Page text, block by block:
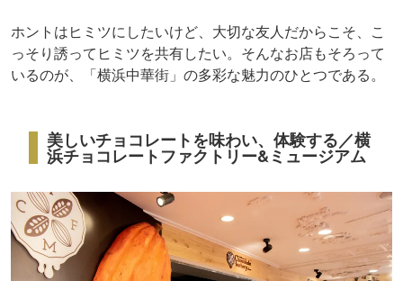
ホントはヒミツにしたいけど、大切な友人だからこそ、こ
っそり誘ってヒミツを共有したい。そんなお店もそろって
いるのが、「横浜中華街」の多彩な魅力のひとつである。
美しいチョコレートを味わい、体験する／横
浜チョコレートファクトリー&ミュージアム